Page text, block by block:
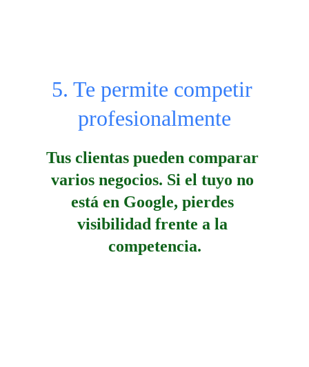
5. Te permite competir
profesionalmente
Tus clientas pueden comparar
varios negocios. Si el tuyo no
está en Google, pierdes
visibilidad frente a la
competencia.